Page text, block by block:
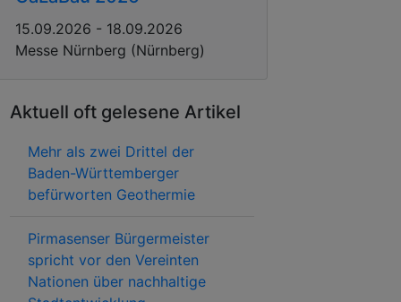
15.09.2026 - 18.09.2026
Messe Nürnberg (Nürnberg)
Aktuell oft gelesene Artikel
Mehr als zwei Drittel der
Baden-Württemberger
befürworten Geothermie
Pirmasenser Bürgermeister
spricht vor den Vereinten
Nationen über nachhaltige